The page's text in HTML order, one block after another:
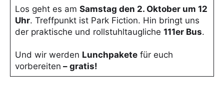
Los geht es am Samstag den 2. Oktober um 12
Uhr. Treffpunkt ist Park Fiction. Hin bringt uns
der praktische und rollstuhltaugliche 111er Bus.
Und wir werden Lunchpaketefür euch
vorbereiten – gratis!